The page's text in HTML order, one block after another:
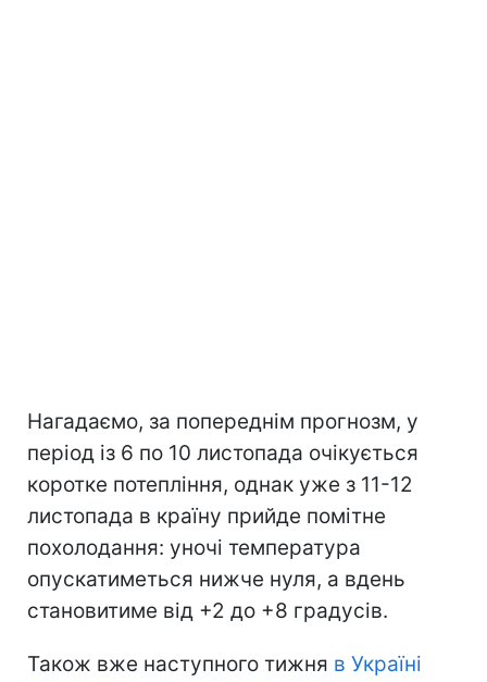
Нагадаємо, за попереднім прогнозм, у
період із 6 по 10 листопада очікується
коротке потепління, однак уже з 11-12
листопада в країну прийде помітне
похолодання: уночі температура
опускатиметься нижче нуля, а вдень
становитиме від +2 до +8 градусів.
Також вже наступного тижня в Україні